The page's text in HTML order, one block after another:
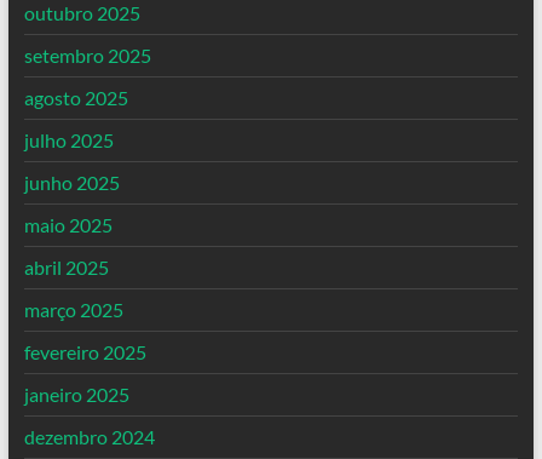
outubro 2025
setembro 2025
agosto 2025
julho 2025
junho 2025
maio 2025
abril 2025
março 2025
fevereiro 2025
janeiro 2025
dezembro 2024